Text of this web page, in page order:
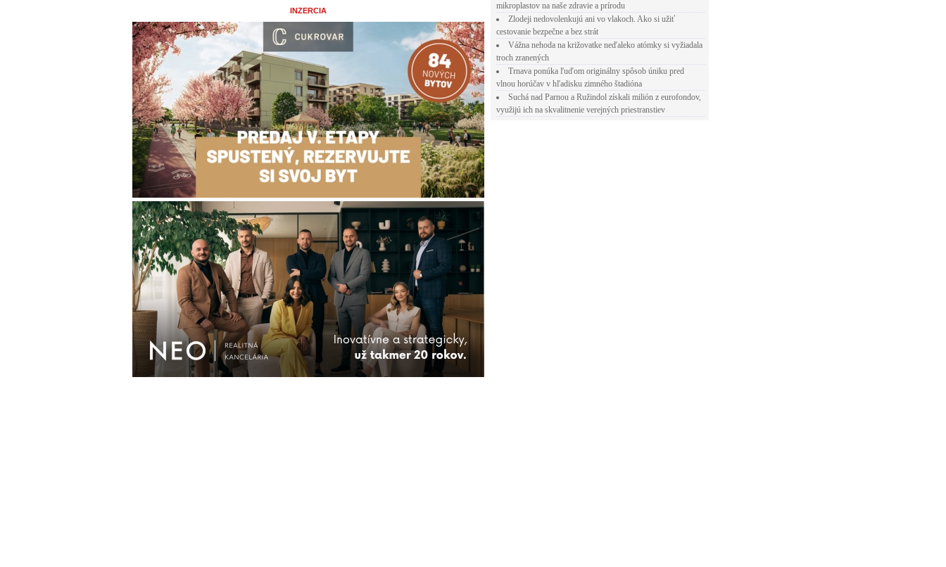
INZERCIA
mikroplastov na naše zdravie a prírodu
Zlodeji nedovolenkujú ani vo vlakoch. Ako si užiť
cestovanie bezpečne a bez strát
Vážna nehoda na križovatke neďaleko atómky si vyžiadala
troch zranených
Trnava ponúka ľuďom originálny spôsob úniku pred
vlnou horúčav v hľadisku zimného štadióna
Suchá nad Parnou a Ružindol získali milión z eurofondov,
využijú ich na skvalitnenie verejných priestranstiev